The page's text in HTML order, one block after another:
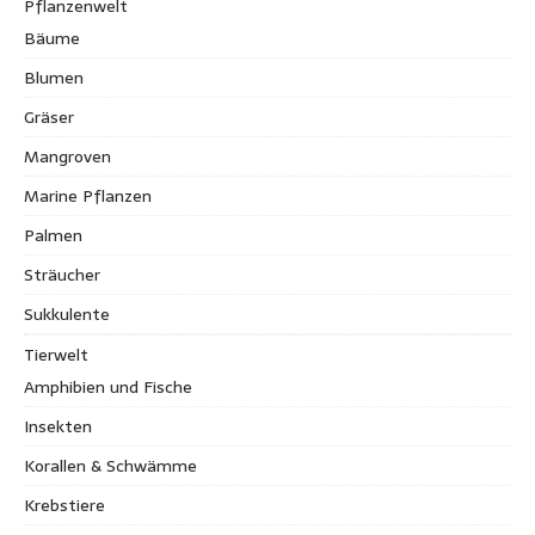
Pflanzenwelt
Bäume
Blumen
Gräser
Mangroven
Marine Pflanzen
Palmen
Sträucher
Sukkulente
Tierwelt
Amphibien und Fische
Insekten
Korallen & Schwämme
Krebstiere